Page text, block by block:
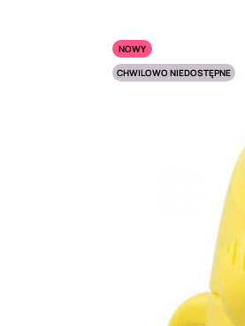
NOWY
CHWILOWO NIEDOSTĘPNE